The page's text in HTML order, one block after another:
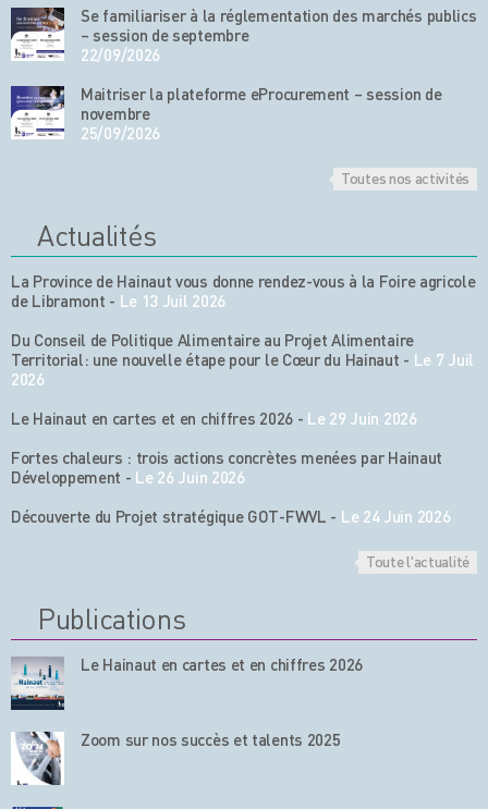
Se familiariser à la réglementation des marchés publics
– session de septembre
22/09/2026
Maitriser la plateforme eProcurement – session de
novembre
25/09/2026
Toutes nos activités
Actualités
La Province de Hainaut vous donne rendez-vous à la Foire agricole
de Libramont - Le 13 Juil 2026
Du Conseil de Politique Alimentaire au Projet Alimentaire
Territorial: une nouvelle étape pour le Cœur du Hainaut - Le 7 Juil
2026
Le Hainaut en cartes et en chiffres 2026 - Le 29 Juin 2026
Fortes chaleurs : trois actions concrètes menées par Hainaut
Développement - Le 26 Juin 2026
Découverte du Projet stratégique GOT-FWVL - Le 24 Juin 2026
Toute l'actualité
Publications
Le Hainaut en cartes et en chiffres 2026
Zoom sur nos succès et talents 2025